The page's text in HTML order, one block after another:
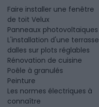
Faire installer une fenêtre
de toit Velux
Panneaux photovoltaïques
L'installation d'une terrasse
dalles sur plots réglables
Rénovation de cuisine
Poêle à granulés
Peinture
Les normes électriques à
connaître